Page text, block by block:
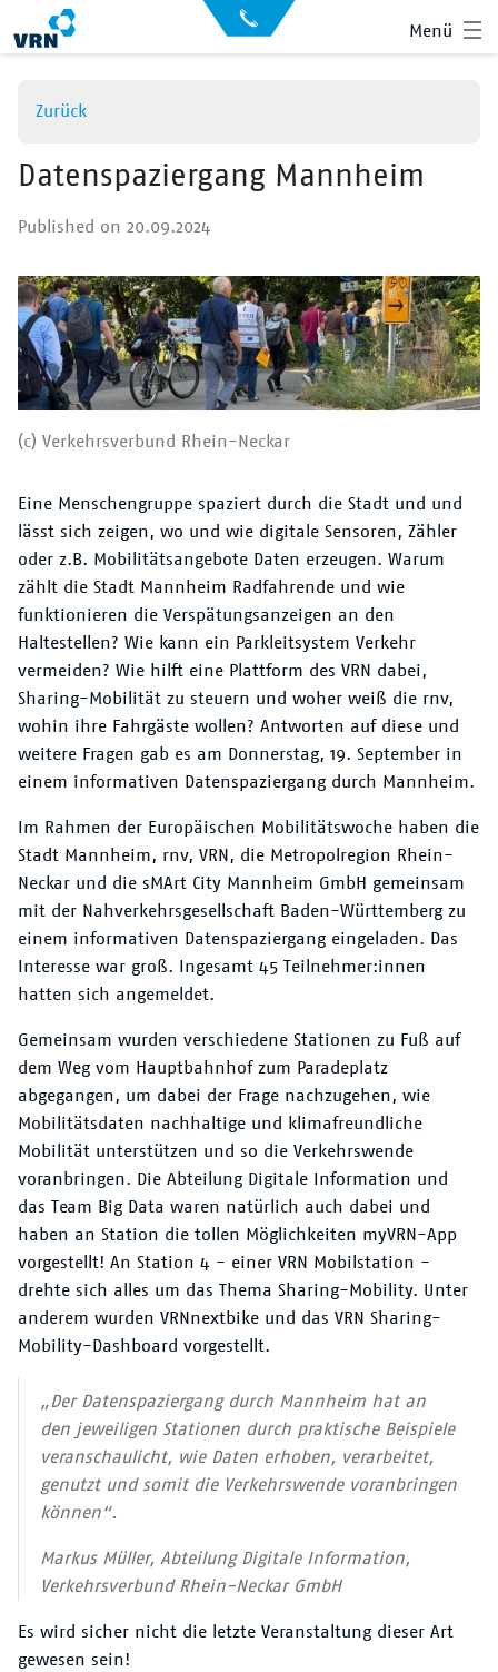
zum
Menü
Showroom
Anmelden
Suche
Zurück
Datenspaziergang Mannheim
Published on 20.09.2024
(c) Verkehrsverbund Rhein-Neckar
Eine Menschengruppe spaziert durch die Stadt und und
lässt sich zeigen, wo und wie digitale Sensoren, Zähler
oder z.B. Mobilitätsangebote Daten erzeugen. Warum
zählt die Stadt Mannheim Radfahrende und wie
funktionieren die Verspätungsanzeigen an den
Haltestellen? Wie kann ein Parkleitsystem Verkehr
vermeiden? Wie hilft eine Plattform des VRN dabei,
Sharing-Mobilität zu steuern und woher weiß die rnv,
wohin ihre Fahrgäste wollen? Antworten auf diese und
weitere Fragen gab es am Donnerstag, 19. September in
einem informativen Datenspaziergang durch Mannheim.
Im Rahmen der Europäischen Mobilitätswoche haben die
Stadt Mannheim, rnv, VRN, die Metropolregion Rhein-
Neckar und die sMArt City Mannheim GmbH gemeinsam
mit der Nahverkehrsgesellschaft Baden-Württemberg zu
einem informativen Datenspaziergang eingeladen. Das
Interesse war groß. Ingesamt 45 Teilnehmer:innen
hatten sich angemeldet.
Gemeinsam wurden verschiedene Stationen zu Fuß auf
dem Weg vom Hauptbahnhof zum Paradeplatz
abgegangen, um dabei der Frage nachzugehen, wie
Mobilitätsdaten nachhaltige und klimafreundliche
Mobilität unterstützen und so die Verkehrswende
voranbringen. Die Abteilung Digitale Information und
das Team Big Data waren natürlich auch dabei und
haben an Station die tollen Möglichkeiten myVRN-App
vorgestellt! An Station 4 - einer VRN Mobilstation -
drehte sich alles um das Thema Sharing-Mobility. Unter
anderem wurden VRNnextbike und das VRN Sharing-
Mobility-Dashboard vorgestellt.
„Der Datenspaziergang durch Mannheim hat an
den jeweiligen Stationen durch praktische Beispiele
veranschaulicht, wie Daten erhoben, verarbeitet,
genutzt und somit die Verkehrswende voranbringen
können“.
Markus Müller, Abteilung Digitale Information,
Verkehrsverbund Rhein-Neckar GmbH
Es wird sicher nicht die letzte Veranstaltung dieser Art
gewesen sein!